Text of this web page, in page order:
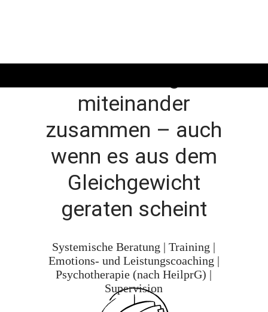
miteinander
zusammen – auch
wenn es aus dem
Gleichgewicht
geraten scheint
Systemische Beratung | Training |
Emotions- und Leistungscoaching |
Psychotherapie (nach HeilprG) |
Supervision